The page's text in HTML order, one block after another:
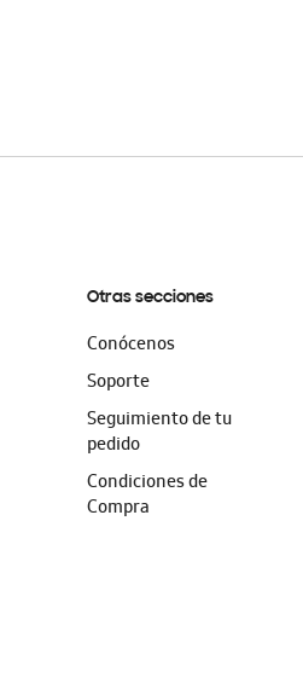
Otras secciones
Conócenos
Soporte
Seguimiento de tu
pedido
Condiciones de
Compra